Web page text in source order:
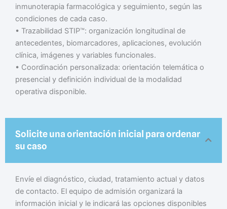
inmunoterapia farmacológica y seguimiento, según las
condiciones de cada caso.
• Trazabilidad STIP™: organización longitudinal de
antecedentes, biomarcadores, aplicaciones, evolución
clínica, imágenes y variables funcionales.
• Coordinación personalizada: orientación telemática o
presencial y definición individual de la modalidad
operativa disponible.
Solicite una orientación inicial para ordenar
su caso
Envíe el diagnóstico, ciudad, tratamiento actual y datos
de contacto. El equipo de admisión organizará la
información inicial y le indicará las opciones disponibles